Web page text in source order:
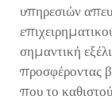
υπηρεσιών
σημαντική
προσφέροντας
που το